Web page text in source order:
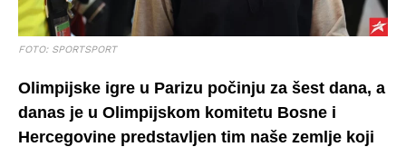
FOTO: SPORTSPORT
Olimpijske igre u Parizu počinju za šest dana, a
danas je u Olimpijskom komitetu Bosne i
Hercegovine predstavljen tim naše zemlje koji